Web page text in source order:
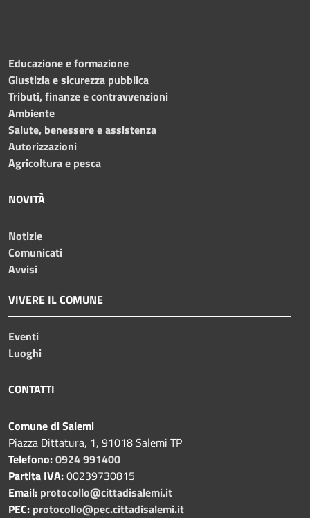
Educazione e formazione
Giustizia e sicurezza pubblica
Tributi, finanze e contravvenzioni
Ambiente
Salute, benessere e assistenza
Autorizzazioni
Agricoltura e pesca
NOVITÀ
Notizie
Comunicati
Avvisi
VIVERE IL COMUNE
Eventi
Luoghi
CONTATTI
Comune di Salemi
Piazza Dittatura, 1, 91018 Salemi TP
Telefono:0924 991400
Partita IVA:00239730815
Email: protocollo@cittadisalemi.it
PEC: protocollo@pec.cittadisalemi.it